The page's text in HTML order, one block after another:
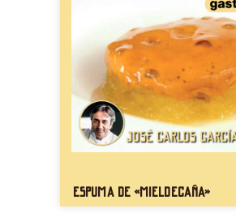
Espuma de «mieldecaña»